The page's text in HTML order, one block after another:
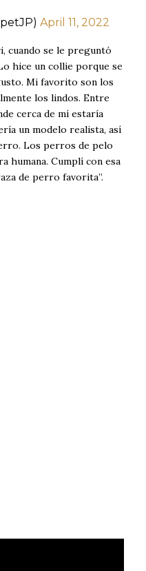
April 11, 2022
cuando se le preguntó
hice un collie porque se
Mi favorito son los
los lindos. Entre
cerca de mí estaría
un modelo realista, así
Los perros de pelo
humana. Cumplí con esa
de perro favorita”.